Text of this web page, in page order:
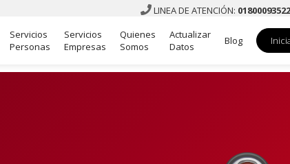
LINEA DE ATENCIÓN:
Servicios
Personas
Servicios
Empresas
Quienes
Somos
Actualizar
Datos
Blog